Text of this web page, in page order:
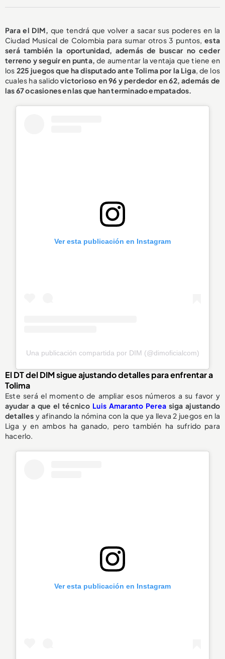
Para el DIM, que tendrá que volver a sacar sus poderes en la
Ciudad Musical de Colombia para sumar otros 3 puntos,esta
será también la oportunidad, además de buscar no ceder
terreno y seguir en punta, de aumentar la ventaja que tiene en
los 225 juegos que ha disputado ante Tolima por la Liga, de los
cuales ha salidovictorioso en 96 y perdedor en 62, además de
las 67 ocasiones en las que han terminado empatados.
Ver esta publicación en Instagram
Una publicación compartida por DIM (@dimoficialcom)
El DT del DIM sigue ajustando detalles para enfrentar a
Tolima
Este será el momento de ampliar esos números a su favor y
ayudar a que el técnico Luis Amaranto Perea siga ajustando
detalles y afinando la nómina con la que ya lleva 2 juegos en la
Liga y en ambos ha ganado, pero también ha sufrido para
hacerlo.
Ver esta publicación en Instagram